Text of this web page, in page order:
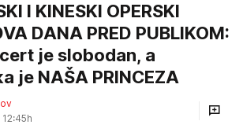
I KINESKI OPERSKI
DANA PRED PUBLIKOM:
je slobodan, a
je NAŠA PRINCEZA